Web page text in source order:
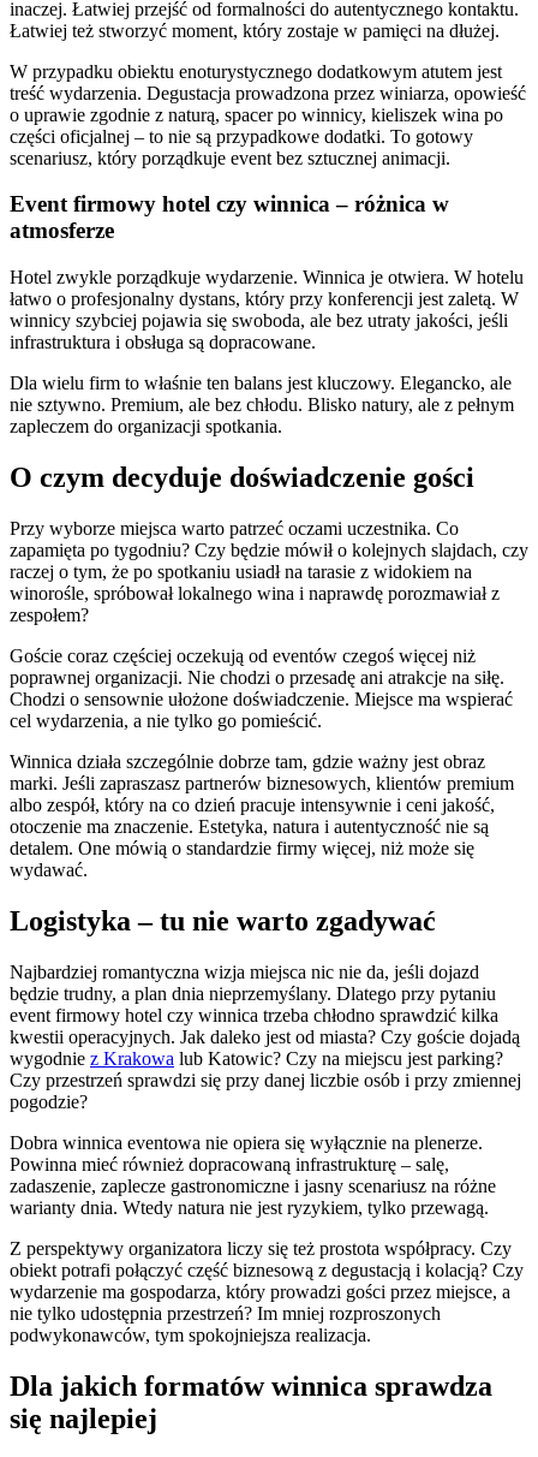
inaczej. Łatwiej przejść od formalności do autentycznego kontaktu.
Łatwiej też stworzyć moment, który zostaje w pamięci na dłużej.
W przypadku obiektu enoturystycznego dodatkowym atutem jest
treść wydarzenia. Degustacja prowadzona przez winiarza, opowieść
o uprawie zgodnie z naturą, spacer po winnicy, kieliszek wina po
części oficjalnej – to nie są przypadkowe dodatki. To gotowy
scenariusz, który porządkuje event bez sztucznej animacji.
Event firmowy hotel czy winnica – różnica w
atmosferze
Hotel zwykle porządkuje wydarzenie. Winnica je otwiera. W hotelu
łatwo o profesjonalny dystans, który przy konferencji jest zaletą. W
winnicy szybciej pojawia się swoboda, ale bez utraty jakości, jeśli
infrastruktura i obsługa są dopracowane.
Dla wielu firm to właśnie ten balans jest kluczowy. Elegancko, ale
nie sztywno. Premium, ale bez chłodu. Blisko natury, ale z pełnym
zapleczem do organizacji spotkania.
O czym decyduje doświadczenie gości
Przy wyborze miejsca warto patrzeć oczami uczestnika. Co
zapamięta po tygodniu? Czy będzie mówił o kolejnych slajdach, czy
raczej o tym, że po spotkaniu usiadł na tarasie z widokiem na
winorośle, spróbował lokalnego wina i naprawdę porozmawiał z
zespołem?
Goście coraz częściej oczekują od eventów czegoś więcej niż
poprawnej organizacji. Nie chodzi o przesadę ani atrakcje na siłę.
Chodzi o sensownie ułożone doświadczenie. Miejsce ma wspierać
cel wydarzenia, a nie tylko go pomieścić.
Winnica działa szczególnie dobrze tam, gdzie ważny jest obraz
marki. Jeśli zapraszasz partnerów biznesowych, klientów premium
albo zespół, który na co dzień pracuje intensywnie i ceni jakość,
otoczenie ma znaczenie. Estetyka, natura i autentyczność nie są
detalem. One mówią o standardzie firmy więcej, niż może się
wydawać.
Logistyka – tu nie warto zgadywać
Najbardziej romantyczna wizja miejsca nic nie da, jeśli dojazd
będzie trudny, a plan dnia nieprzemyślany. Dlatego przy pytaniu
event firmowy hotel czy winnica trzeba chłodno sprawdzić kilka
kwestii operacyjnych. Jak daleko jest od miasta? Czy goście dojadą
wygodnie z Krakowa lub Katowic? Czy na miejscu jest parking?
Czy przestrzeń sprawdzi się przy danej liczbie osób i przy zmiennej
pogodzie?
Dobra winnica eventowa nie opiera się wyłącznie na plenerze.
Powinna mieć również dopracowaną infrastrukturę – salę,
zadaszenie, zaplecze gastronomiczne i jasny scenariusz na różne
warianty dnia. Wtedy natura nie jest ryzykiem, tylko przewagą.
Z perspektywy organizatora liczy się też prostota współpracy. Czy
obiekt potrafi połączyć część biznesową z degustacją i kolacją? Czy
wydarzenie ma gospodarza, który prowadzi gości przez miejsce, a
nie tylko udostępnia przestrzeń? Im mniej rozproszonych
podwykonawców, tym spokojniejsza realizacja.
Dla jakich formatów winnica sprawdza
się najlepiej